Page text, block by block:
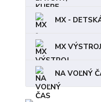
MX -
MX VÝSTROJ
NA VOĽNÝ